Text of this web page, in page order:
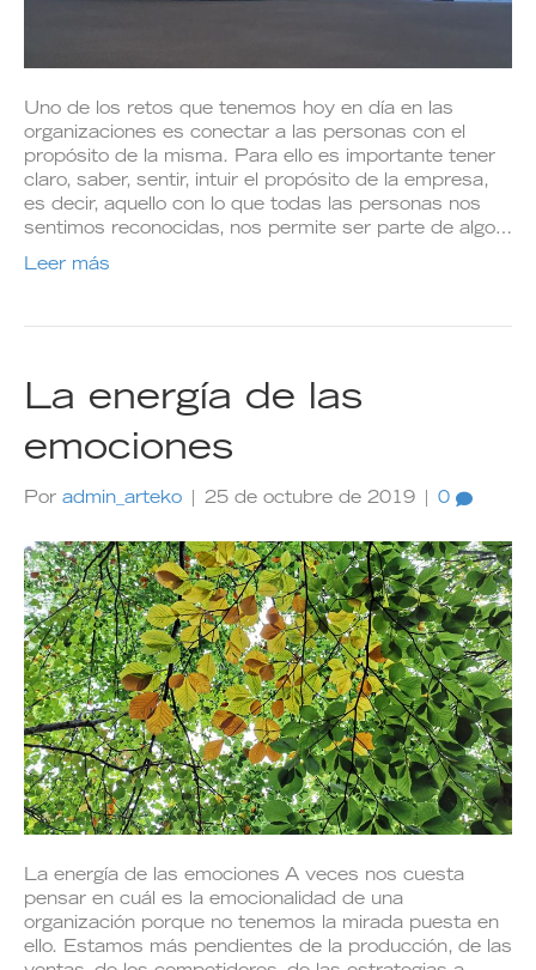
Uno de los retos que tenemos hoy en día en las
organizaciones es conectar a las personas con el
propósito de la misma. Para ello es importante tener
claro, saber, sentir, intuir el propósito de la empresa,
es decir, aquello con lo que todas las personas nos
sentimos reconocidas, nos permite ser parte de algo…
Leer más
La energía de las
emociones
Por admin_arteko 25 de octubre de 2019 0
La energía de las emociones A veces nos cuesta
pensar en cuál es la emocionalidad de una
organización porque no tenemos la mirada puesta en
ello. Estamos más pendientes de la producción, de las